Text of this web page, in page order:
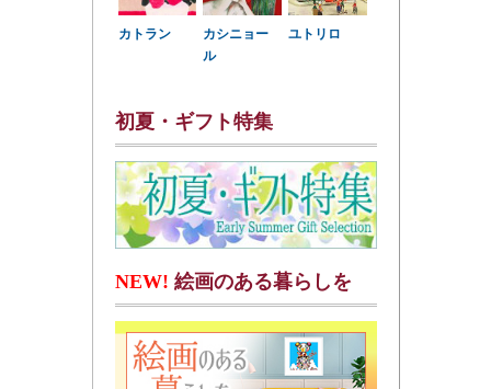
カトラン
カシニョー
ル
ユトリロ
初夏・ギフト特集
NEW! 絵画のある暮らしを